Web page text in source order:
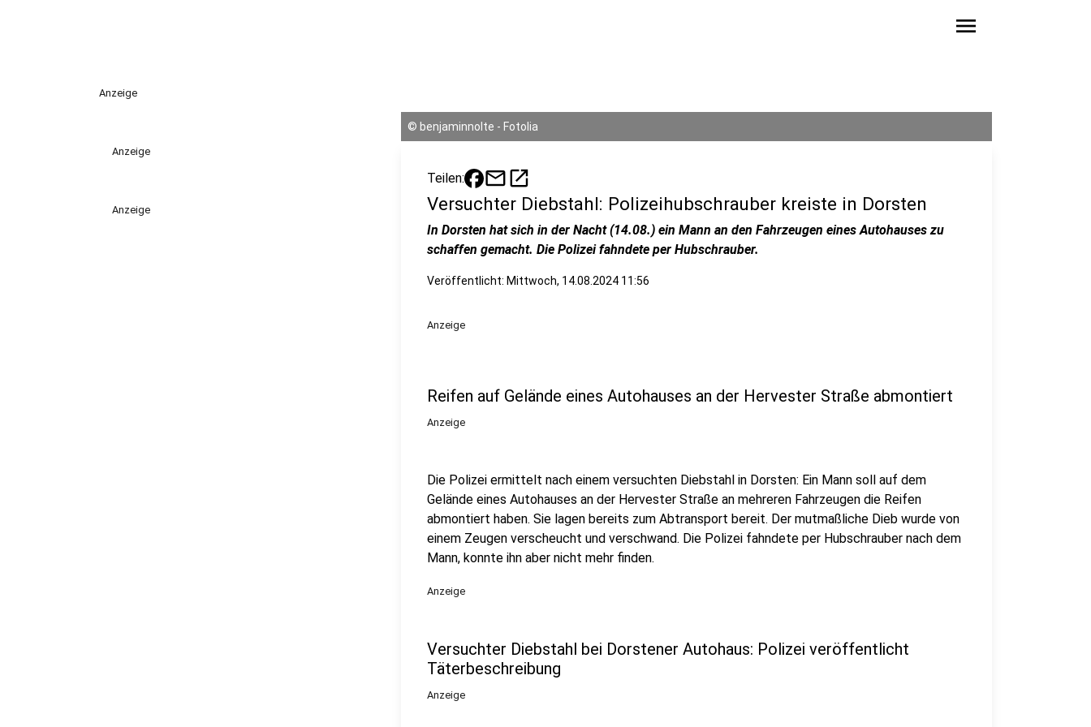
menu
Anzeige
Anzeige
Anzeige
© benjaminnolte - Fotolia
Teilen: mailopen_in_new
Versuchter Diebstahl: Polizeihubschrauber kreiste in Dorsten
In Dorsten hat sich in der Nacht (14.08.) ein Mann an den Fahrzeugen eines Autohauses zu
schaffen gemacht. Die Polizei fahndete per Hubschrauber.
Veröffentlicht: Mittwoch, 14.08.2024 11:56
Anzeige
Reifen auf Gelände eines Autohauses an der Hervester Straße abmontiert
Anzeige
Die Polizei ermittelt nach einem versuchten Diebstahl in Dorsten: Ein Mann soll auf dem
Gelände eines Autohauses an der Hervester Straße an mehreren Fahrzeugen die Reifen
abmontiert haben. Sie lagen bereits zum Abtransport bereit. Der mutmaßliche Dieb wurde von
einem Zeugen verscheucht und verschwand. Die Polizei fahndete per Hubschrauber nach dem
Mann, konnte ihn aber nicht mehr finden.
Anzeige
Versuchter Diebstahl bei Dorstener Autohaus: Polizei veröffentlicht
Täterbeschreibung
Anzeige